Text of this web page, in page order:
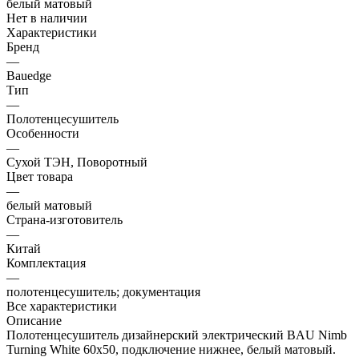
Нет в наличии
Характеристики
Бренд
—
Bauedge
Тип
—
Полотенцесушитель
Особенности
—
Сухой ТЭН, Поворотный
Цвет товара
—
белый матовый
Страна-изготовитель
—
Китай
Комплектация
—
полотенцесушитель; документация
Все характеристики
Описание
Полотенцесушитель дизайнерский электрический BAU Nimb
Turning White 60х50, подключение нижнее, белый матовый.